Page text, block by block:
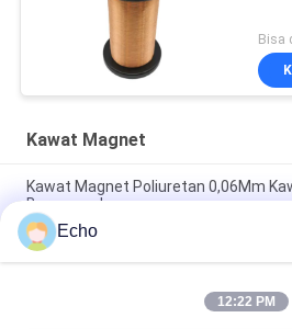
Kawat Magnet
Kawat Magnet Poliuretan 0,06Mm
Berenamel
Bagan Pengukur Kawat Berenamel
Dilapisi Enamel 0,15Mm
0.036mm Kawat Magnet Tembaga
Echo
12:22 PM